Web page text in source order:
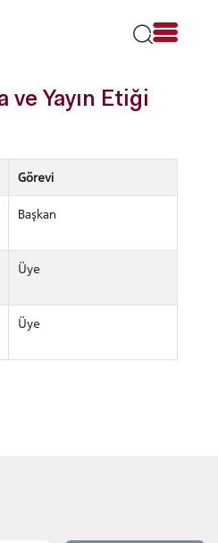
ve Yayın Etiği
Görevi
Başkan
Üye
Üye